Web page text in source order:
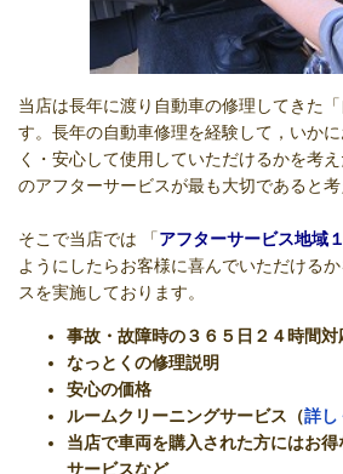
当店は長年に渡り自動車の修理してきた
す。長年の自動車修理を経験して，いか
く・安心して使用していただけるかを考
のアフターサービスが最も大切であると考
そこで当店では 「アフターサービス地域
ようにしたらお客様に喜んでいただける
スを実施しております。
事故・故障時の３６５日２４時間対
なっとくの修理説明
安心の価格
ルームクリーニングサービス（詳し
当店で車両を購入された方にはお得
サービスなど